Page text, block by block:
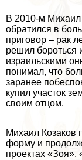
В 2010-м Михаил
обратился в
приговор – paк
решил бороться
израильскими
понимал, что
заранее
купил участок
своим отцом.
Михаил Козаков
форму и
проектах